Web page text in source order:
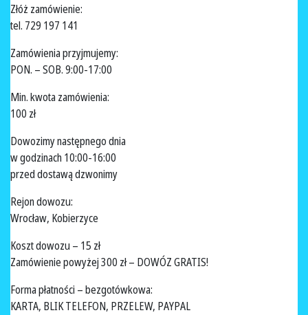
Złóż zamówienie:
tel. 729 197 141
Zamówienia przyjmujemy:
PON. – SOB. 9:00-17:00
Min. kwota zamówienia:
100 zł
Dowozimy następnego dnia
w godzinach 10:00-16:00
przed dostawą dzwonimy
Rejon dowozu:
Wrocław, Kobierzyce
Koszt dowozu – 15 zł
Zamówienie powyżej 300 zł – DOWÓZ GRATIS!
Forma płatności – bezgotówkowa:
KARTA, BLIK TELEFON, PRZELEW, PAYPAL